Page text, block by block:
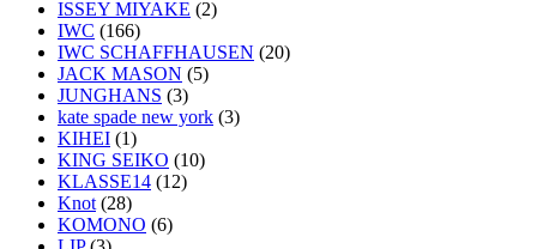
ISSEY MIYAKE (2)
IWC (166)
IWC SCHAFFHAUSEN (20)
JACK MASON (5)
JUNGHANS (3)
kate spade new york (3)
KIHEI (1)
KING SEIKO (10)
KLASSE14 (12)
Knot (28)
KOMONO (6)